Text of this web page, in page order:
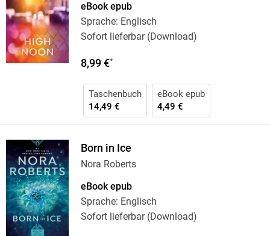
eBook epub
Sprache: Englisch
Sofort lieferbar (Download)
8,99 €*
Taschenbuch
14,49 €
eBook epub
4,49 €
Born in Ice
Nora Roberts
eBook epub
Sprache: Englisch
Sofort lieferbar (Download)